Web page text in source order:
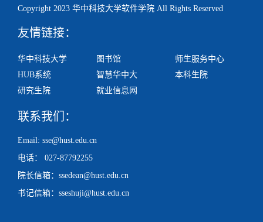
Copyright 2023 华中科技大学软件学院 All Rights Reserved
友情链接：
华中科技大学 图书馆
师生服务中心
HUB系统
智慧华中大
本科生院
研究生院
就业信息网
联系我们：
Email: sse@hust.edu.cn
电话： 027-87792255
院长信箱：ssedean@hust.edu.cn
书记信箱：sseshuji@hust.edu.cn